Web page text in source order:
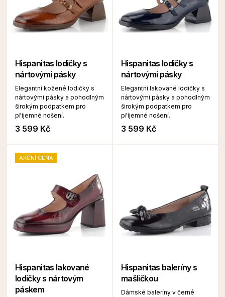
Hispanitas lodičky s
nártovými pásky
Elegantní kožené lodičky s
nártovými pásky a pohodlným
širokým podpatkem pro
příjemné nošení.
3 599 Kč
Hispanitas lodičky s
nártovými pásky
Elegantní lakované lodičky s
nártovými pásky a pohodlným
širokým podpatkem pro
příjemné nošení.
3 599 Kč
AKČNÍ CENA
Hispanitas lakované
lodičky s nártovým
páskem
Hispanitas baleríny s
mašličkou
Dámské baleríny v černé